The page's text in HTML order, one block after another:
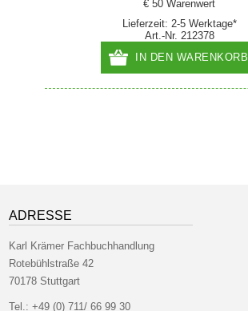
€ 50 Warenwert
Lieferzeit: 2-5 Werktage*
Art.-Nr. 212378
IN DEN WARENKORB
ADRESSE
Karl Krämer Fachbuchhandlung
Rotebühlstraße 42
70178 Stuttgart
Tel.:+49 (0) 711/ 66 99 30